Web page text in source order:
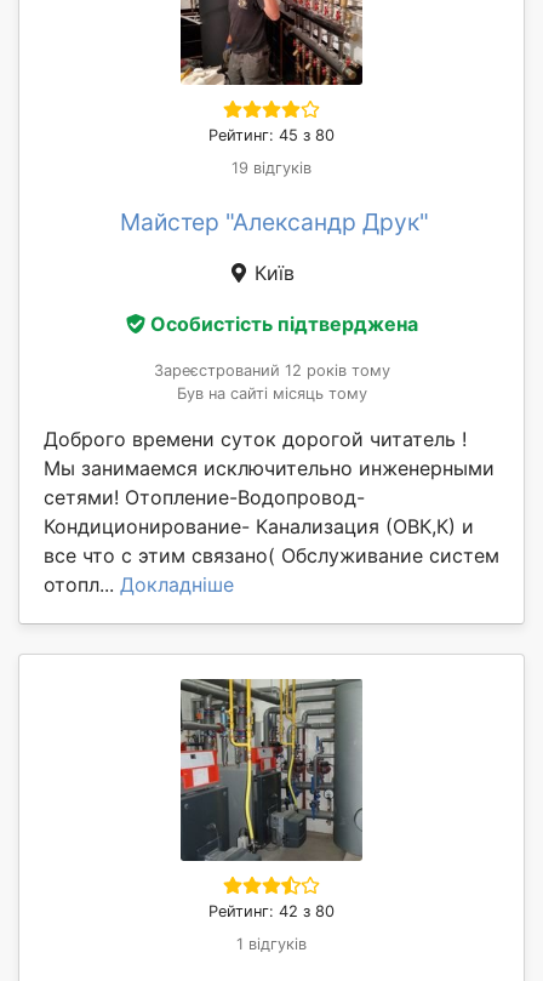
Рейтинг: 45 з 80
19 відгуків
Майстер "Александр Друк"
Київ
Особистість підтверджена
Зареєстрований 12 років тому
Був на сайті місяць тому
Доброго времени суток дорогой читатель !
Мы занимаемся исключительно инженерными
сетями! Отопление-Водопровод-
Кондиционирование- Канализация (ОВК,К) и
все что с этим связано( Обслуживание систем
отопл... Докладніше
Рейтинг: 42 з 80
1 відгуків